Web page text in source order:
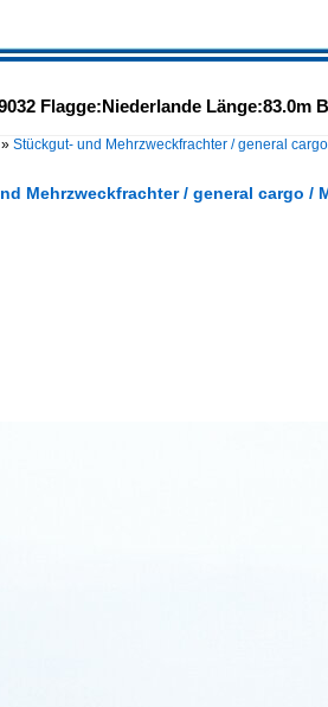
Flagge:Niederlande
» Stückgut- und Mehrzweckfrachter / general cargo
Mehrzweckfrachter / general cargo /